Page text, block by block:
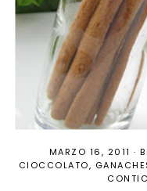
MARZO 16, 2011 ·
CIOCCOLATO